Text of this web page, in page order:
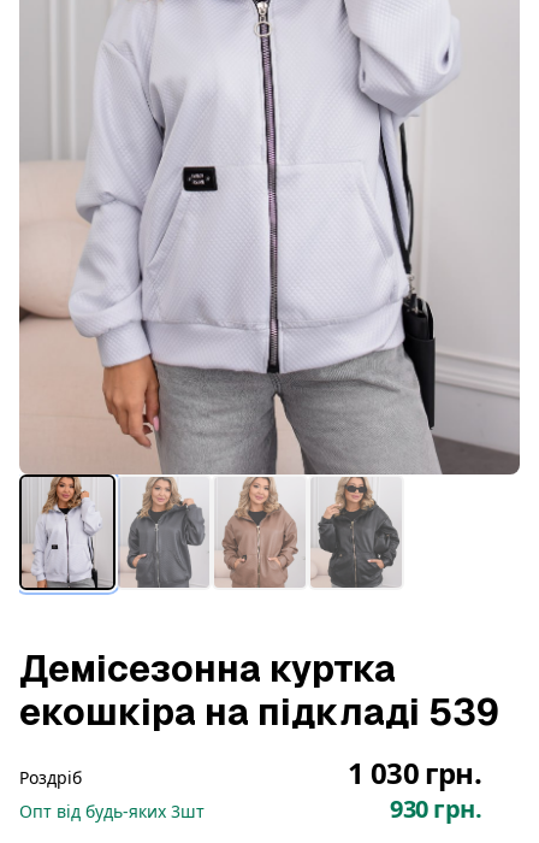
Демісезонна куртка
екошкіра на підкладі 539
Роздріб 1 030 грн.
Опт від будь-яких 3шт 930 грн.